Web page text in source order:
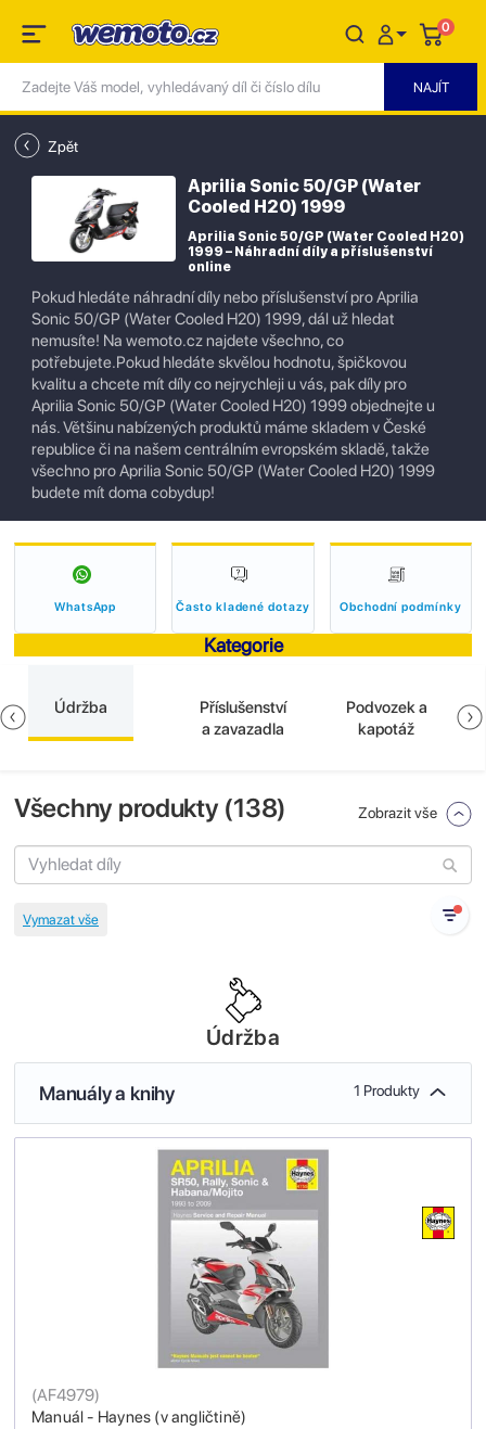
0
Zpět
Aprilia Sonic 50/GP (Water
Cooled H20) 1999
Aprilia Sonic 50/GP (Water Cooled H20)
1999 – Náhradní díly a příslušenství
online
Pokud hledáte náhradní díly nebo příslušenství pro Aprilia
Sonic 50/GP (Water Cooled H20) 1999, dál už hledat
nemusíte! Na wemoto.cz najdete všechno, co
potřebujete.Pokud hledáte skvělou hodnotu, špičkovou
kvalitu a chcete mít díly co nejrychleji u vás, pak díly pro
Aprilia Sonic 50/GP (Water Cooled H20) 1999 objednejte u
nás. Většinu nabízených produktů máme skladem v České
republice či na našem centrálním evropském skladě, takže
všechno pro Aprilia Sonic 50/GP (Water Cooled H20) 1999
budete mít doma cobydup!
WhatsApp Často kladené dotazy Obchodní podmínky
Kategorie
Údržba
Příslušenství
a zavazadla
Podvozek a
kapotáž
Všechny produkty (138) Zobrazit vše
Údržba
Manuály a knihy 1 Produkty
Manuál - Haynes (v angličtině)
(AF4979)